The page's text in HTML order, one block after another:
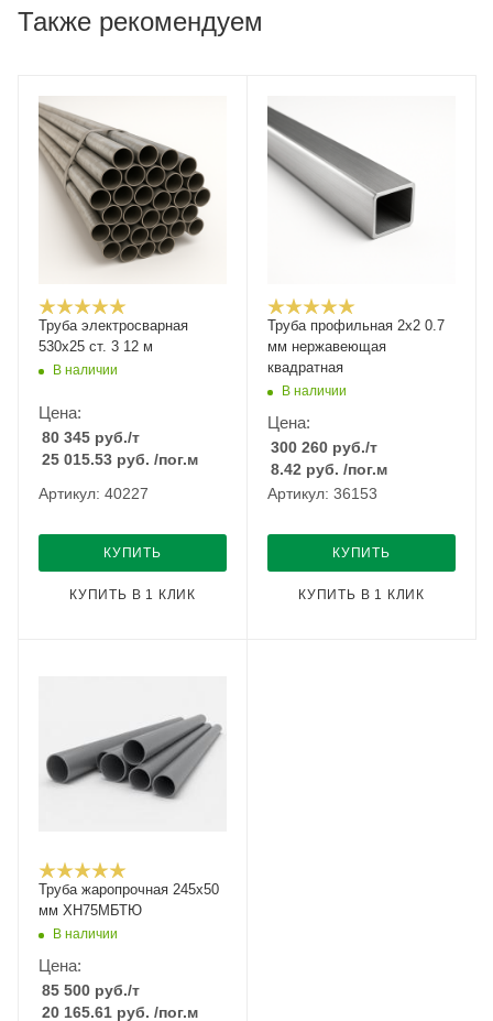
Также рекомендуем
Труба электросварная
530х25 ст. 3 12 м
В наличии
Цена:
80 345 руб./т
25 015.53 руб. /пог.м
Артикул: 40227
КУПИТЬ
КУПИТЬ В 1 КЛИК
Труба профильная 2х2 0.7
мм нержавеющая
квадратная
В наличии
Цена:
300 260 руб./т
8.42 руб. /пог.м
Артикул: 36153
КУПИТЬ
КУПИТЬ В 1 КЛИК
Труба жаропрочная 245х50
мм ХН75МБТЮ
В наличии
Цена:
85 500 руб./т
20 165.61 руб. /пог.м